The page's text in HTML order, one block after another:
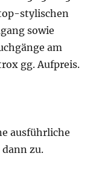
stylischen
sowie
am
gg. Aufpreis.
ausführliche
zu.